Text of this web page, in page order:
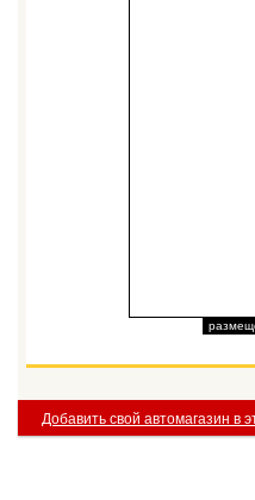
Добавить свой автомагазин в